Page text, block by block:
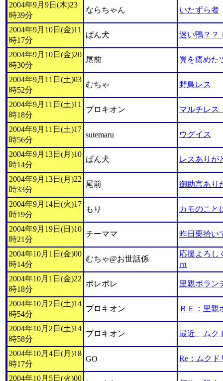
2004年9月9日(木)23
時39分
ならちゃん いたずら者
2004年9月10日(金)11
時17分
ぱん犬 迷い鴨？？
2004年9月10日(金)20
時30分
尾前 翼を痛めた
2004年9月11日(土)03
時52分
むちゃ 野鳥レス
2004年9月11日(土)11
時18分
プロキオン マルチレ
2004年9月11日(土)17
時56分
sutemaru ウグイス
2004年9月13日(月)10
時14分
ぱん犬 レスありが
2004年9月13日(月)22
時33分
尾前 御助言あり
2004年9月14日(火)17
時19分
もり カモのこと
2004年9月19日(日)10
時21分
チーママ 昨日栗拾い
2004年10月1日(金)00
時14分
むちゃ@お世話係
応援よろし
ｍ
2004年10月1日(金)22
時18分
ポレポレ 里親ボラン
2004年10月2日(土)14
時54分
プロキオン ＲＥ：里親
2004年10月2日(土)14
時58分
プロキオン 最近、ムク
2004年10月4日(月)18
時17分
GO Re：ムクド
2004年10月5日(火)00